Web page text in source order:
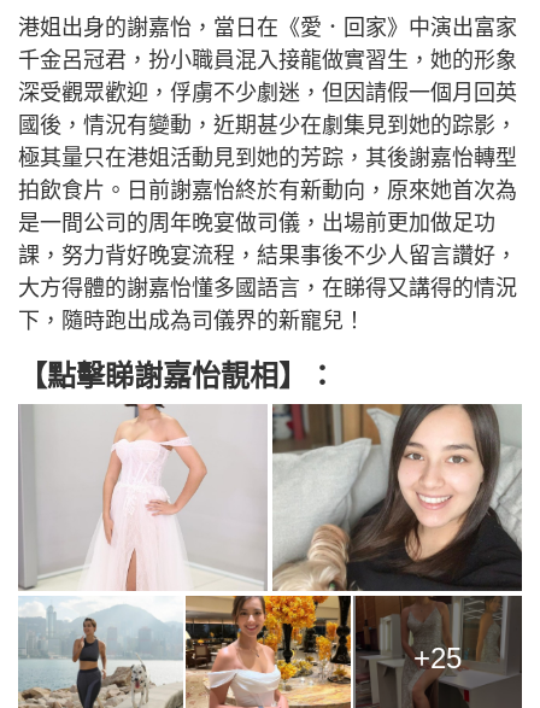
港姐出身的謝嘉怡，當日在《愛．回家》中演出富家
千金呂冠君，扮小職員混入接龍做實習生，她的形象
深受觀眾歡迎，俘虜不少劇迷，但因請假一個月回英
國後，情況有變動，近期甚少在劇集見到她的踪影，
極其量只在港姐活動見到她的芳踪，其後謝嘉怡轉型
拍飲食片。日前謝嘉怡終於有新動向，原來她首次為
是一間公司的周年晚宴做司儀，出場前更加做足功
課，努力背好晚宴流程，結果事後不少人留言讚好，
大方得體的謝嘉怡懂多國語言，在睇得又講得的情況
下，隨時跑出成為司儀界的新寵兒！
【點擊睇謝嘉怡靚相】：
+25